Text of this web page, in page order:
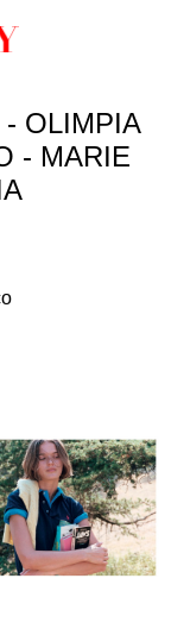
- OLIMPIA
- MARIE